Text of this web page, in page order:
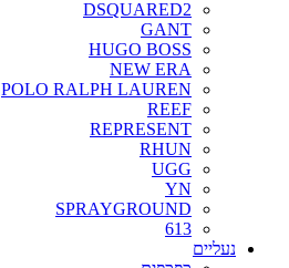
DSQUARED2
GANT
HUGO BOSS
NEW ERA
POLO RALPH LAUREN
REEF
REPRESENT
RHUN
UGG
YN
SPRAYGROUND
613
נעליים